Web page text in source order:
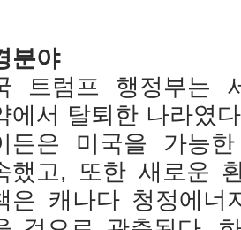
분야
트럼프 행정부는
에서 탈퇴한 나라였다
든은 미국을 가능
했고, 또한 새로운
은 캐나다 청정에